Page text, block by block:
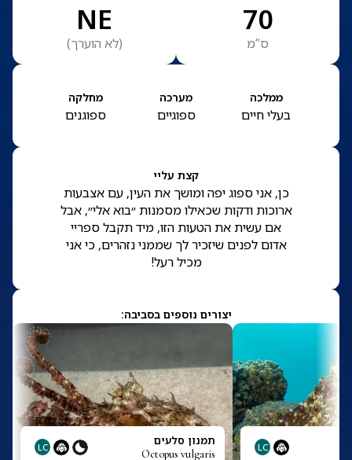
70
ס”מ
NE
(לא הוערך)
ממלכה
בעלי חיים
מערכה
ספוגיים
מחלקה
ספוגנים
קצת עליי
כן, אני ספוג יפה ומושך את העין, עם אצבעות
ארוכות ודקות שכאילו מסמנות ״בוא אלי״, אבל
אם עשית את הטעות הזו, מיד תקבל ספריי
אדום לפנים שיזכיר לך שממני נזהרים, כי אני
מכיל רעל!
יצורים נוספים בסביבה:
LC תמנון סלעים
Octopus vulgaris
LC